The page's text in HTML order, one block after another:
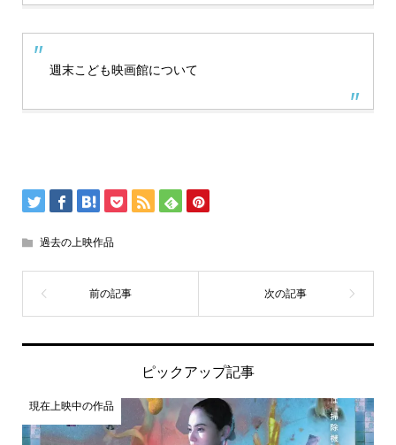
週末こども映画館について
過去の上映作品
ピックアップ記事
現在上映中の作品